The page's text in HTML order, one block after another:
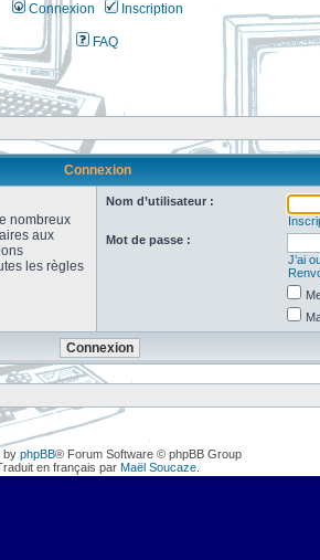
Connexion Inscription
FAQ
Connexion
nombreux
aux
les règles
Nom d’utilisateur :
Mot de passe :
J’ai
by phpBB® Forum Software © phpBB Group
en français par Maël Soucaze.